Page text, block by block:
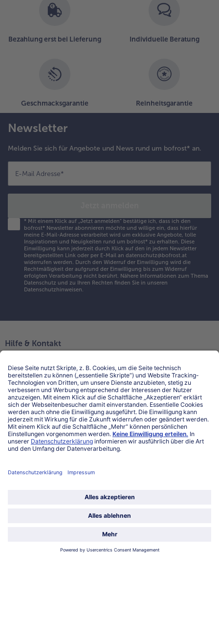
Bezahlung erst bei Lieferung Individuelle Beratung
Geschmacksgarantie Reinheitsgarantie
Newsletter
Melden Sie sich für Angebote und News rund um bofrost* an.
E-Mail Adresse*
* Mit einem Klick auf „Jetzt anmelden" bestätige ich, dass ich den
bofrost* Newsletter abonnieren möchte und willige ein, dass hierfür
meine E-Mail-Adresse verarbeitet wird um exklusive Angebote, tolle
Inspirationen und Neuigkeiten rund um bofrost* zu erhalten. Diese
Einwilligung kann jederzeit durch Klick auf den in jedem Newsletter
bereitgestellten Link oder per E-Mail an datenschutz@bofrost.at
widerrufen werden. Durch den Widerruf der Einwilligung wird die
Rechtmäßigkeit der aufgrund der Einwilligung bis zum Widerruf
erfolgten Verarbeitung nicht berührt. Nähere Informationen zum Thema
Datenschutz und zu Ihren Rechten finden Sie in unseren
Datenschutzhinweisen.
Hilfe & Kontakt
Kontakt
FAQ
Service
Unternehmen